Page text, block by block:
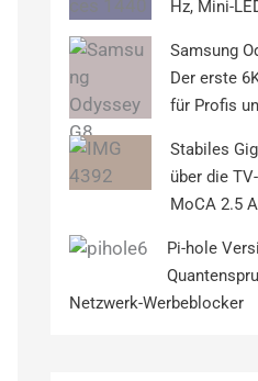
Hz, Mini-
Samsung
Der erste
für Profis
Stabiles
über die
MoCA 2.5
Pi-hole
Netzwerk-Werbeblocker